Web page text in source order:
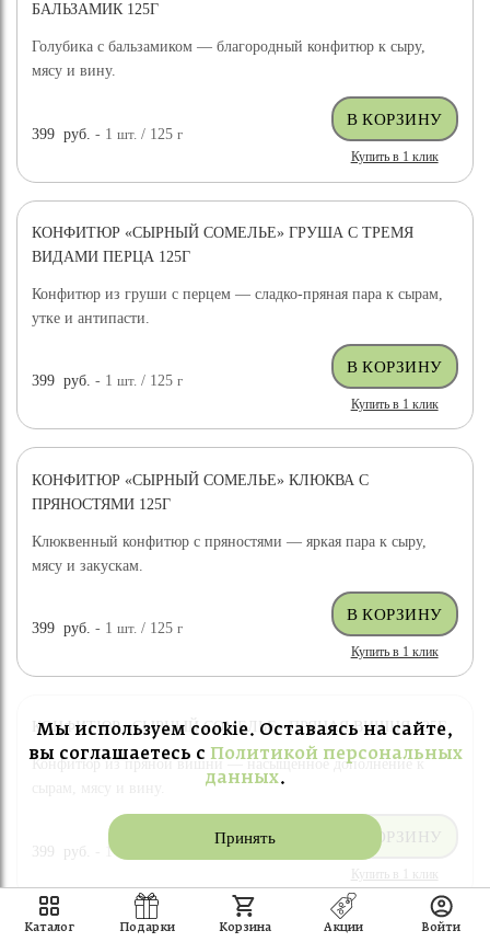
БАЛЬЗАМИК 125Г
Голубика с бальзамиком — благородный конфитюр к сыру,
мясу и вину.
399 руб. - 1шт. / 125г
Купить в 1 клик
КОНФИТЮР «СЫРНЫЙ СОМЕЛЬЕ» ГРУША С ТРЕМЯ
ВИДАМИ ПЕРЦА 125Г
Конфитюр из груши с перцем — сладко-пряная пара к сырам,
утке и антипасти.
399 руб. - 1шт. / 125г
Купить в 1 клик
КОНФИТЮР «СЫРНЫЙ СОМЕЛЬЕ» КЛЮКВА С
ПРЯНОСТЯМИ 125Г
Клюквенный конфитюр с пряностями — яркая пара к сыру,
мясу и закускам.
399 руб. - 1шт. / 125г
Купить в 1 клик
КОНФИТЮР «СЫРНЫЙ СОМЕЛЬЕ» ПРЯНАЯ ВИШНЯ 125Г
Конфитюр из пряной вишни — насыщенное дополнение к
399 руб. - 1
Купить в 1 клик
Мы используем cookie. Оставаясь на сайте,
вы соглашаетесь с Политикой персональных
данных.
Принять
Каталог Подарки Корзина Акции Войти